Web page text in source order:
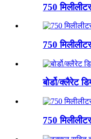
750
750
बोर्डो/क्लैरेट
750